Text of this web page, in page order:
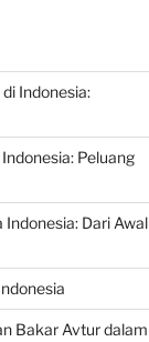
Indonesia:
Peluang
Dari Awal
Bakar Avtur dalam